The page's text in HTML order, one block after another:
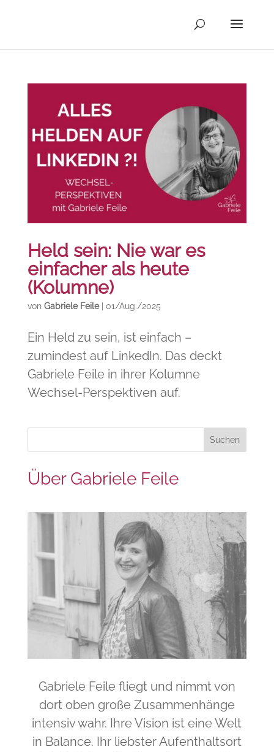
Held sein: Nie war es
einfacher als heute
(Kolumne)
von Gabriele Feile| 01/Aug./2025
Ein Held zu sein, ist einfach –
zumindest auf LinkedIn. Das deckt
Gabriele Feile in ihrer Kolumne
Wechsel-Perspektiven auf.
Über Gabriele Feile
Gabriele Feile fliegt und nimmt von
dort oben große Zusammenhänge
intensiv wahr. Ihre Vision ist eine Welt
in Balance. Ihr liebster Aufenthaltsort